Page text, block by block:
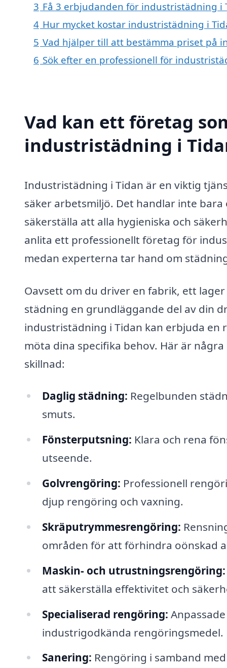
3 Få 3 erbjudanden för industristädning
4 Hur mycket kostar industristädning i
5 Vad hjälper till att bestämma priset på
6 Sök efter en professionell för
Vad kan ett företag
industristädning i
Industristädning i Tidan är en viktig
säker arbetsmiljö. Det handlar inte
säkerställa att alla hygieniska och
anlita ett professionellt företag för
medan experterna tar hand om
Oavsett om du driver en fabrik, ett
städning en grundläggande del av din
industristädning i Tidan kan erbjuda
möta dina specifika behov. Här är
skillnad:
Daglig städning: Regelbunden
smuts.
Fönsterputsning: Klara och rena
utseende.
Golvrengöring: Professionell
djup rengöring och vaxning.
Skräputrymmesrengöring:
områden för att förhindra oönskad
Maskin- och utrustningsrengöring:
att säkerställa effektivitet och
Specialiserad rengöring:
industrigodkända rengöringsmedel.
Sanering: Rengöring i samband